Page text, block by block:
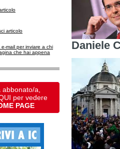
articolo
e-mail per inviare a chi
che hai appena
a,
per vedere
PAGE
Daniele